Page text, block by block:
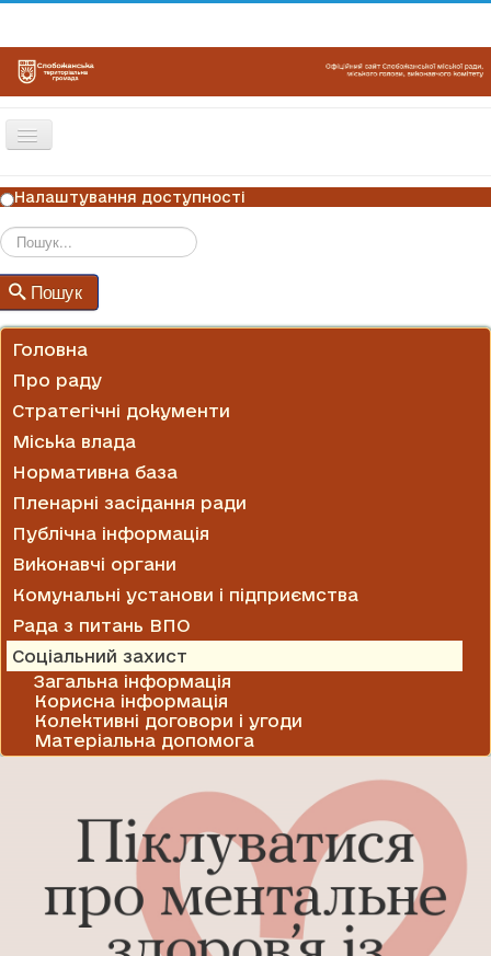
Перемикач
ГОЛОВНА
НОВИНИ
ОГОЛОШЕННЯ
ГРАФІКИ ПРИЙОМУ
Налаштування доступності
Пошук
Головна
Про раду
Стратегічні документи
Міська влада
Нормативна база
Пленарні засідання ради
Публічна інформація
Виконавчі органи
Комунальні установи і підприємства
Рада з питань ВПО
Соціальний захист
Загальна інформація
Корисна інформація
Колективні договори і угоди
Матеріальна допомога